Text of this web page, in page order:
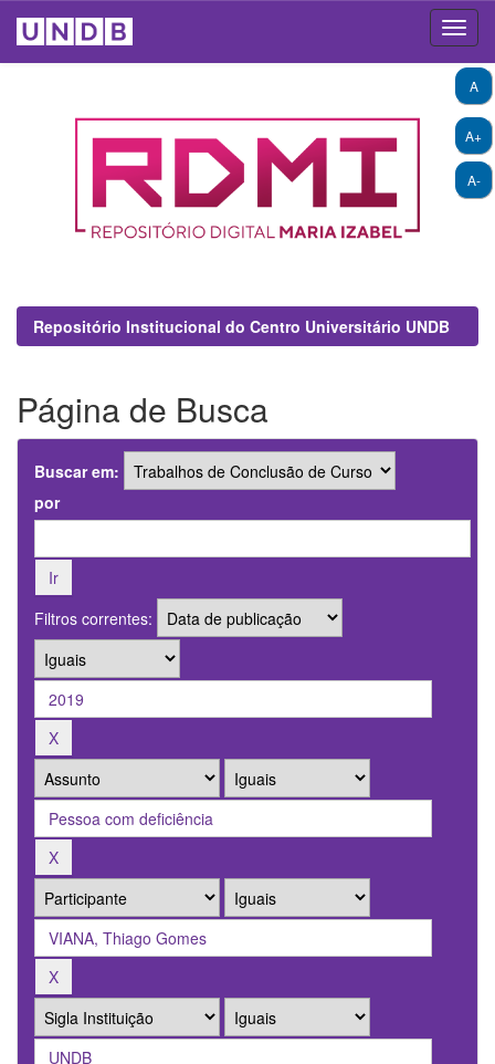
A+
A-
A
Repositório Institucional do Centro Universitário UNDB
Página de Busca
Buscar em:
por
Filtros correntes: